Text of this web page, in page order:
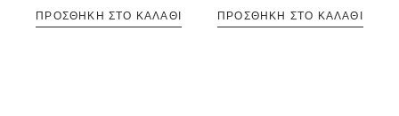
ΠΡΟΣΘΉΚΗ ΣΤΟ ΚΑΛΆΘΙ ΠΡΟΣΘΉΚΗ ΣΤΟ ΚΑΛΆΘΙ